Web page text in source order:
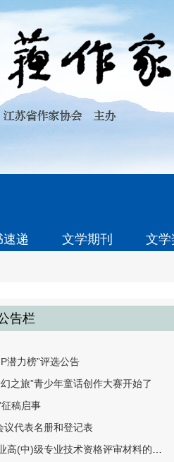
速递 文学期刊 文
告栏
潜力榜”评选公告
之旅”青少年童话创作大赛开始了
稿启事
议代表名册和登记表
(中)级专业技术资格评审材料的通知